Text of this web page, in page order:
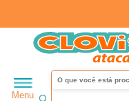
Menu
Feminino